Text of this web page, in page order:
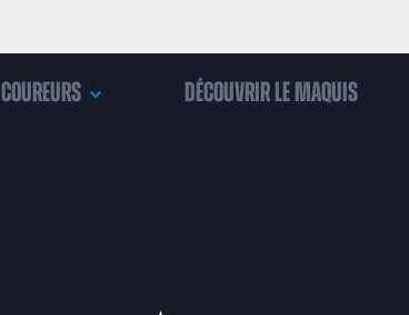
Coureurs Découvrir le maquis